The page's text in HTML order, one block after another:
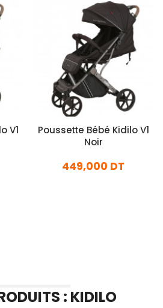
V1
Poussette Bébé Kidilo V1
Noir
449,000 DT
: KIDILO